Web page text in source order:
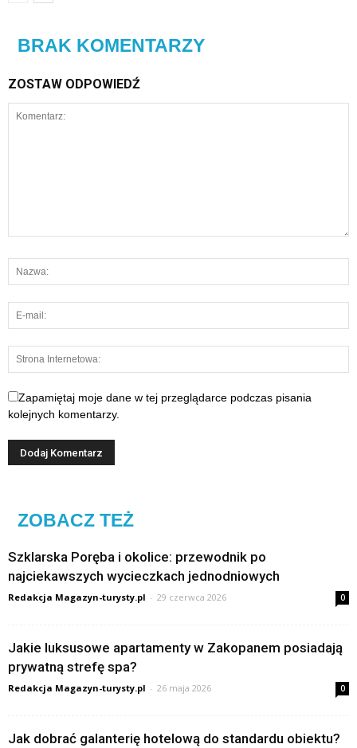
BRAK KOMENTARZY
ZOSTAW ODPOWIEDŹ
Zapamiętaj moje dane w tej przeglądarce podczas pisania
kolejnych komentarzy.
ZOBACZ TEŻ
Szklarska Poręba i okolice: przewodnik po
najciekawszych wycieczkach jednodniowych
Redakcja Magazyn-turysty.pl - 29 czerwca 2026 0
Jakie luksusowe apartamenty w Zakopanem posiadają
prywatną strefę spa?
Redakcja Magazyn-turysty.pl - 26 maja 2026 0
Jak dobrać galanterię hotelową do standardu obiektu?